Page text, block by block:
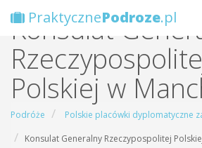
PraktycznePodroze.pl
Konsulat
Polskiej w
Podróże
Polskie placówki dyplomatyczne
Konsulat Generalny Rzeczypospolitej